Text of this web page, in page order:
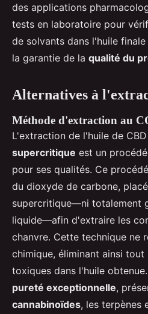
des applications
tests en laboratoire pour
de solvants dans l'huile
la garantie de la qualité du
Alternatives à
Méthode d'extraction au
L'extraction de l'huile de
supercritique est un
pour ses qualités. Ce
du dioxyde de carbone,
supercritique—ni totalement
liquide—afin d'extraire les
chanvre. Cette technique ne
chimique, éliminant ainsi tout
toxiques dans l'huile
pureté exceptionnelle,
cannabinoïdes, les terpènes